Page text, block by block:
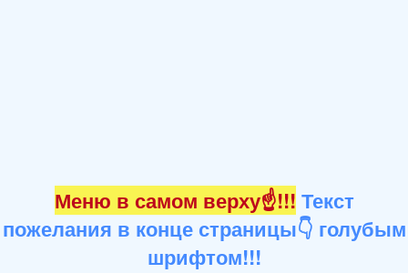
Меню в самом верху☝!!! Текст
пожелания в конце страницы👇 голубым
шрифтом!!!